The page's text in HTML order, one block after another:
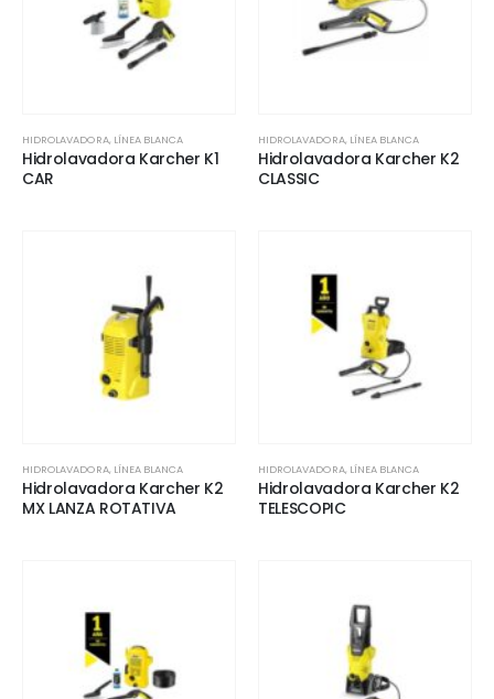
HIDROLAVADORA, LÍNEA BLANCA
Hidrolavadora Karcher K1
CAR
HIDROLAVADORA, LÍNEA BLANCA
Hidrolavadora Karcher K2
CLASSIC
HIDROLAVADORA, LÍNEA BLANCA
Hidrolavadora Karcher K2
MX LANZA ROTATIVA
HIDROLAVADORA, LÍNEA BLANCA
Hidrolavadora Karcher K2
TELESCOPIC